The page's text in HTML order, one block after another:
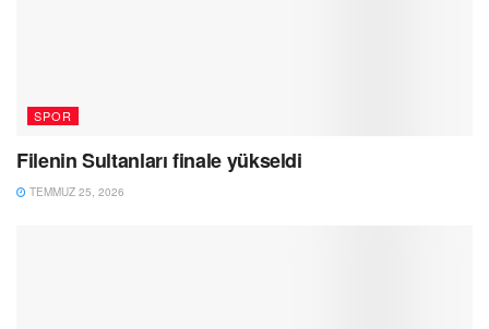
SPOR
Filenin Sultanları finale yükseldi
TEMMUZ 25, 2026